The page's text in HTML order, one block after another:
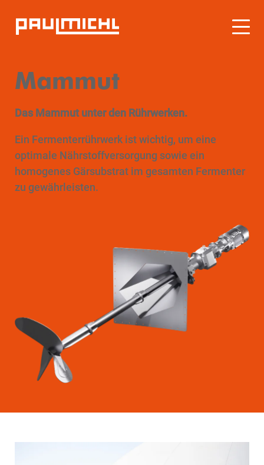
Mammut
Das Mammut unter den Rührwerken.
Ein Fermenterrührwerk ist wichtig, um eine
optimale Nährstoffversorgung sowie ein
homogenes Gärsubstrat im gesamten Fermenter
zu gewährleisten.